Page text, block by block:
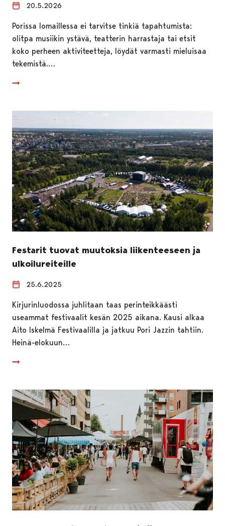
20.5.2026
Porissa lomaillessa ei tarvitse tinkiä tapahtumista:
olitpa musiikin ystävä, teatterin harrastaja tai etsit
koko perheen aktiviteetteja, löydät varmasti mieluisaa
tekemistä.…
Festarit tuovat muutoksia liikenteeseen ja
ulkoilureiteille
25.6.2025
Kirjurinluodossa juhlitaan taas perinteikkäästi
useammat festivaalit kesän 2025 aikana. Kausi alkaa
Aito Iskelmä Festivaalilla ja jatkuu Pori Jazzin tahtiin.
Heinä-elokuun…